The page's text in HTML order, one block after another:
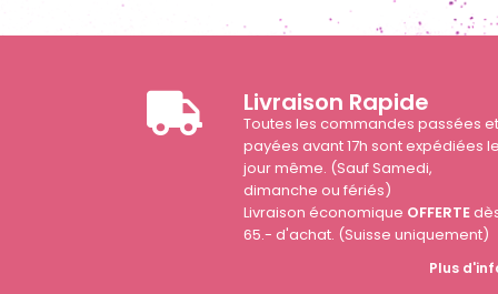
Livraison Rapide
Toutes les commandes passées et
payées avant 17h sont expédiées le
jour même. (Sauf Samedi,
dimanche ou fériés)
Livraison économique OFFERTE
65.- d'achat. (Suisse uniquement)
Plus